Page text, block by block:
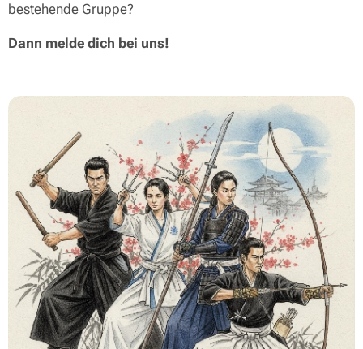
bestehende Gruppe?
Dann melde dich bei uns!